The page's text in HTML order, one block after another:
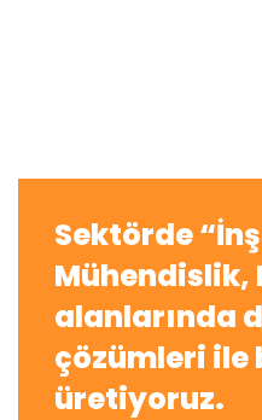
Sektörde
Mühendislik,
alanlarında
çözümleri ile
üretiyoruz.